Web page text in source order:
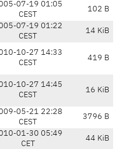
07-19 01:05
CEST
102 B
07-19 01:22
CEST
14 KiB
10-27 14:33
CEST
419 B
10-27 14:45
CEST
16 KiB
05-21 22:28
CEST
3796 B
01-30 05:49
CET
44 KiB